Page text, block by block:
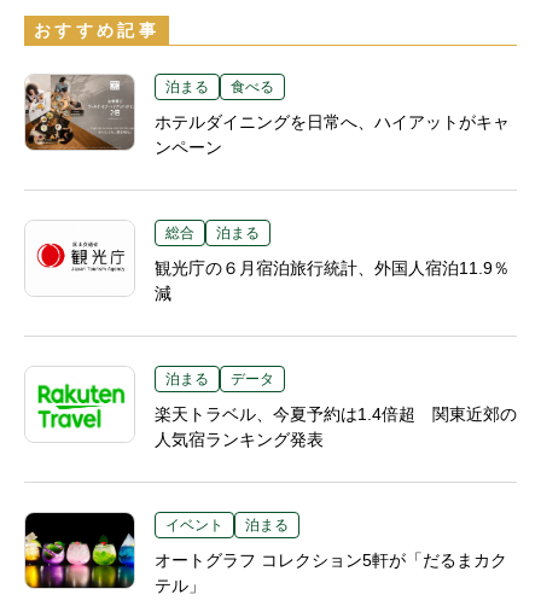
おすすめ記事
泊まる 食べる
ホテルダイニングを日常へ、ハイアットがキャ
ンペーン
総合 泊まる
観光庁の６月宿泊旅行統計、外国人宿泊11.9％
減
泊まる データ
楽天トラベル、今夏予約は1.4倍超 関東近郊の
人気宿ランキング発表
イベント 泊まる
オートグラフ コレクション5軒が「だるまカク
テル」